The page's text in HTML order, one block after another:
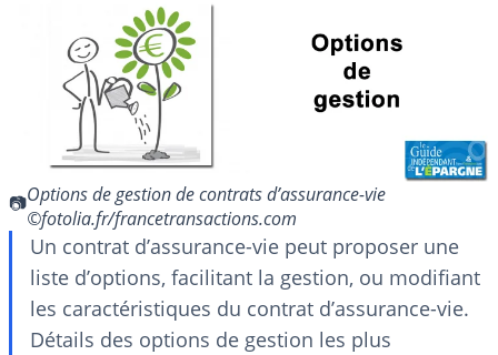
Options de gestion de contrats d’assurance-vie
©fotolia.fr/francetransactions.com
Un contrat d’assurance-vie peut proposer une
liste d’options, facilitant la gestion, ou modifiant
les caractéristiques du contrat d’assurance-vie.
Détails des options de gestion les plus